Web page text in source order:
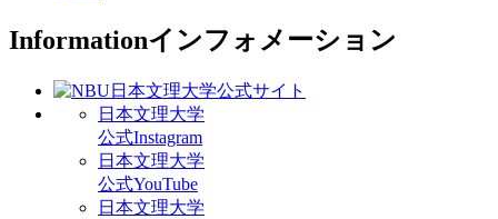
Informationインフォメーション
日本文理大学
公式Instagram
日本文理大学
公式YouTube
日本文理大学